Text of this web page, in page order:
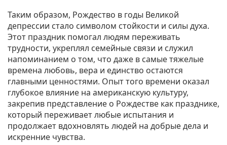
Таким образом, Рождество в годы Великой
депрессии стало символом стойкости и силы духа.
Этот праздник помогал людям переживать
трудности, укреплял семейные связи и служил
напоминанием о том, что даже в самые тяжелые
времена любовь, вера и единство остаются
главными ценностями. Опыт того времени оказал
глубокое влияние на американскую культуру,
закрепив представление о Рождестве как празднике,
который переживает любые испытания и
продолжает вдохновлять людей на добрые дела и
искренние чувства.